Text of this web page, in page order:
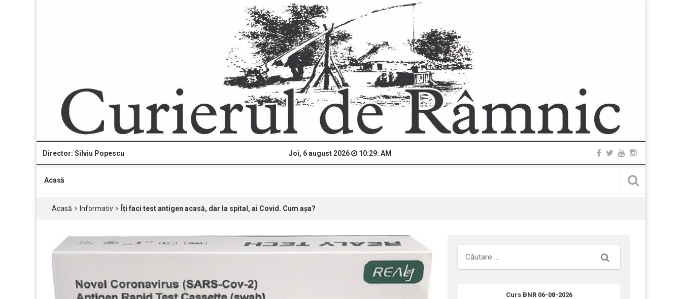
Director: Silviu Popescu Joi, 6 august 2026 10:29: AM
Acasă
Acasă Informativ Îți faci test antigen acasă, dar la spital, ai Covid. Cum așa?
Căutare
Curs BNR 06-08-2026